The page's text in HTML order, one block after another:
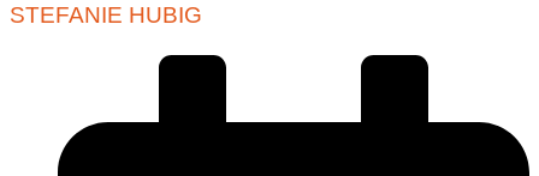
STEFANIE HUBIG